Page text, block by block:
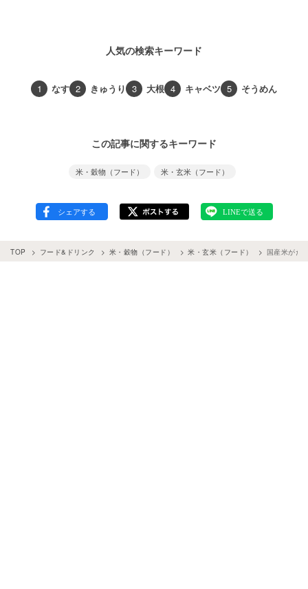
人気の検索キーワード
1 なす 2 きゅうり 3 大根 4 キャベツ 5 そうめん
この記事に関するキーワード
米・穀物（フード） 米・玄米（フード）
TOP フード&ドリンク 米・穀物（フード） 米・玄米（フード） 国産米がた